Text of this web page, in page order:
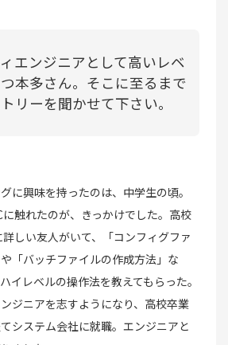
エンジニアとして高いレベ
本多さん。そこに至るまで
リーを聞かせて下さい。
に興味を持ったのは、中学生の頃。
触れたのが、きっかけでした。高校
しい友人がいて、「コンフィグファ
「バッチファイルの作成方法」な
イレベルの操作法を教えてもらった。
ジニアを志すようになり、高校卒業
システム会社に就職。エンジニアと